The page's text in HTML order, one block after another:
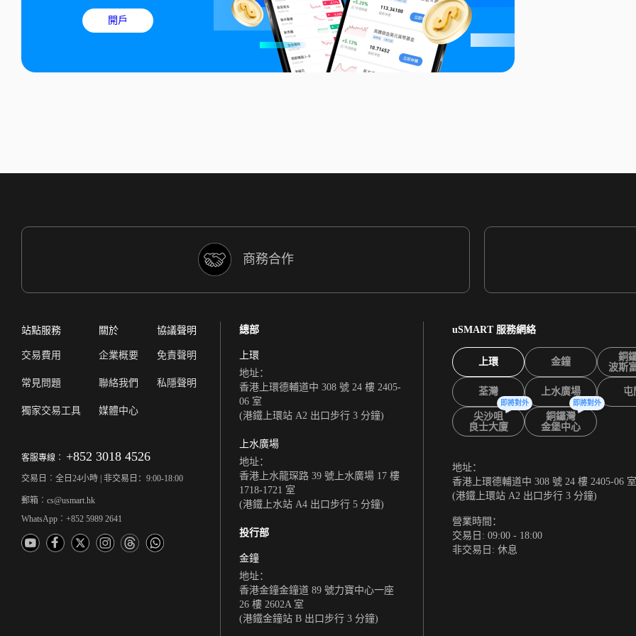
開戶
商務合作
站點服務
交易費用
常見問題
獨家交易工具
關於
企業概要
聯絡我們
媒體中心
協議聲明
免責聲明
私隱聲明
客服專線︰ +852 3018 4526
交易日︰全日24小時 | 非交易日：9:00-18:00
郵箱︰cs@usmart.hk
WhatsApp︰+852 5989 2641
總部
上環
地址：
香港上環德輔道中 308 號 24 樓 2405-
06 室
(港鐵上環站 A2 出口步行 3 分鐘)
上水廣場
地址：
香港上水龍琛路 39 號上水廣場 17 樓
1718-1721 室
(港鐵上水站 A4 出口步行 5 分鐘)
投行部
金鐘
地址：
香港金鐘金鐘道 89 號力寶中心一座
26 樓 2602A 室
(港鐵金鐘站 B 出口步行 3 分鐘)
uSMART 服務網絡
上環 金鐘
銅
波斯
荃灣 上水廣場 屯
尖沙咀
良士大廈
即將對外
銅鑼灣
金堡中心
即將對外
地址：
香港上環德輔道中 308 號 24 樓 2405-06 室
(港鐵上環站 A2 出口步行 3 分鐘)
營業時間：
交易日: 09:00 - 18:00
非交易日: 休息